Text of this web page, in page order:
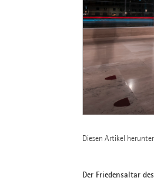
Diesen Artikel
Der Friedensaltar